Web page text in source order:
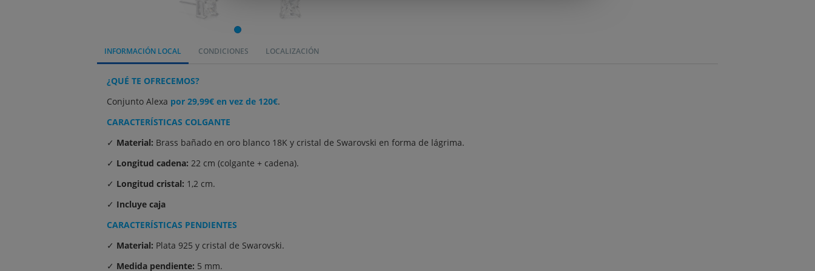
INFORMACIÓN LOCAL CONDICIONES LOCALIZACIÓN
¿QUÉ TE OFRECEMOS?
Conjunto Alexa por 29,99€ en vez de 120€.
CARACTERÍSTICAS COLGANTE
✓ Material: Brass bañado en oro blanco 18K y cristal de Swarovski en forma de lágrima.
✓ Longitud cadena: 22 cm (colgante + cadena).
✓ Longitud cristal: 1,2 cm.
✓ Incluye caja
CARACTERÍSTICAS PENDIENTES
✓ Material: Plata 925 y cristal de Swarovski.
✓ Medida pendiente: 5 mm.